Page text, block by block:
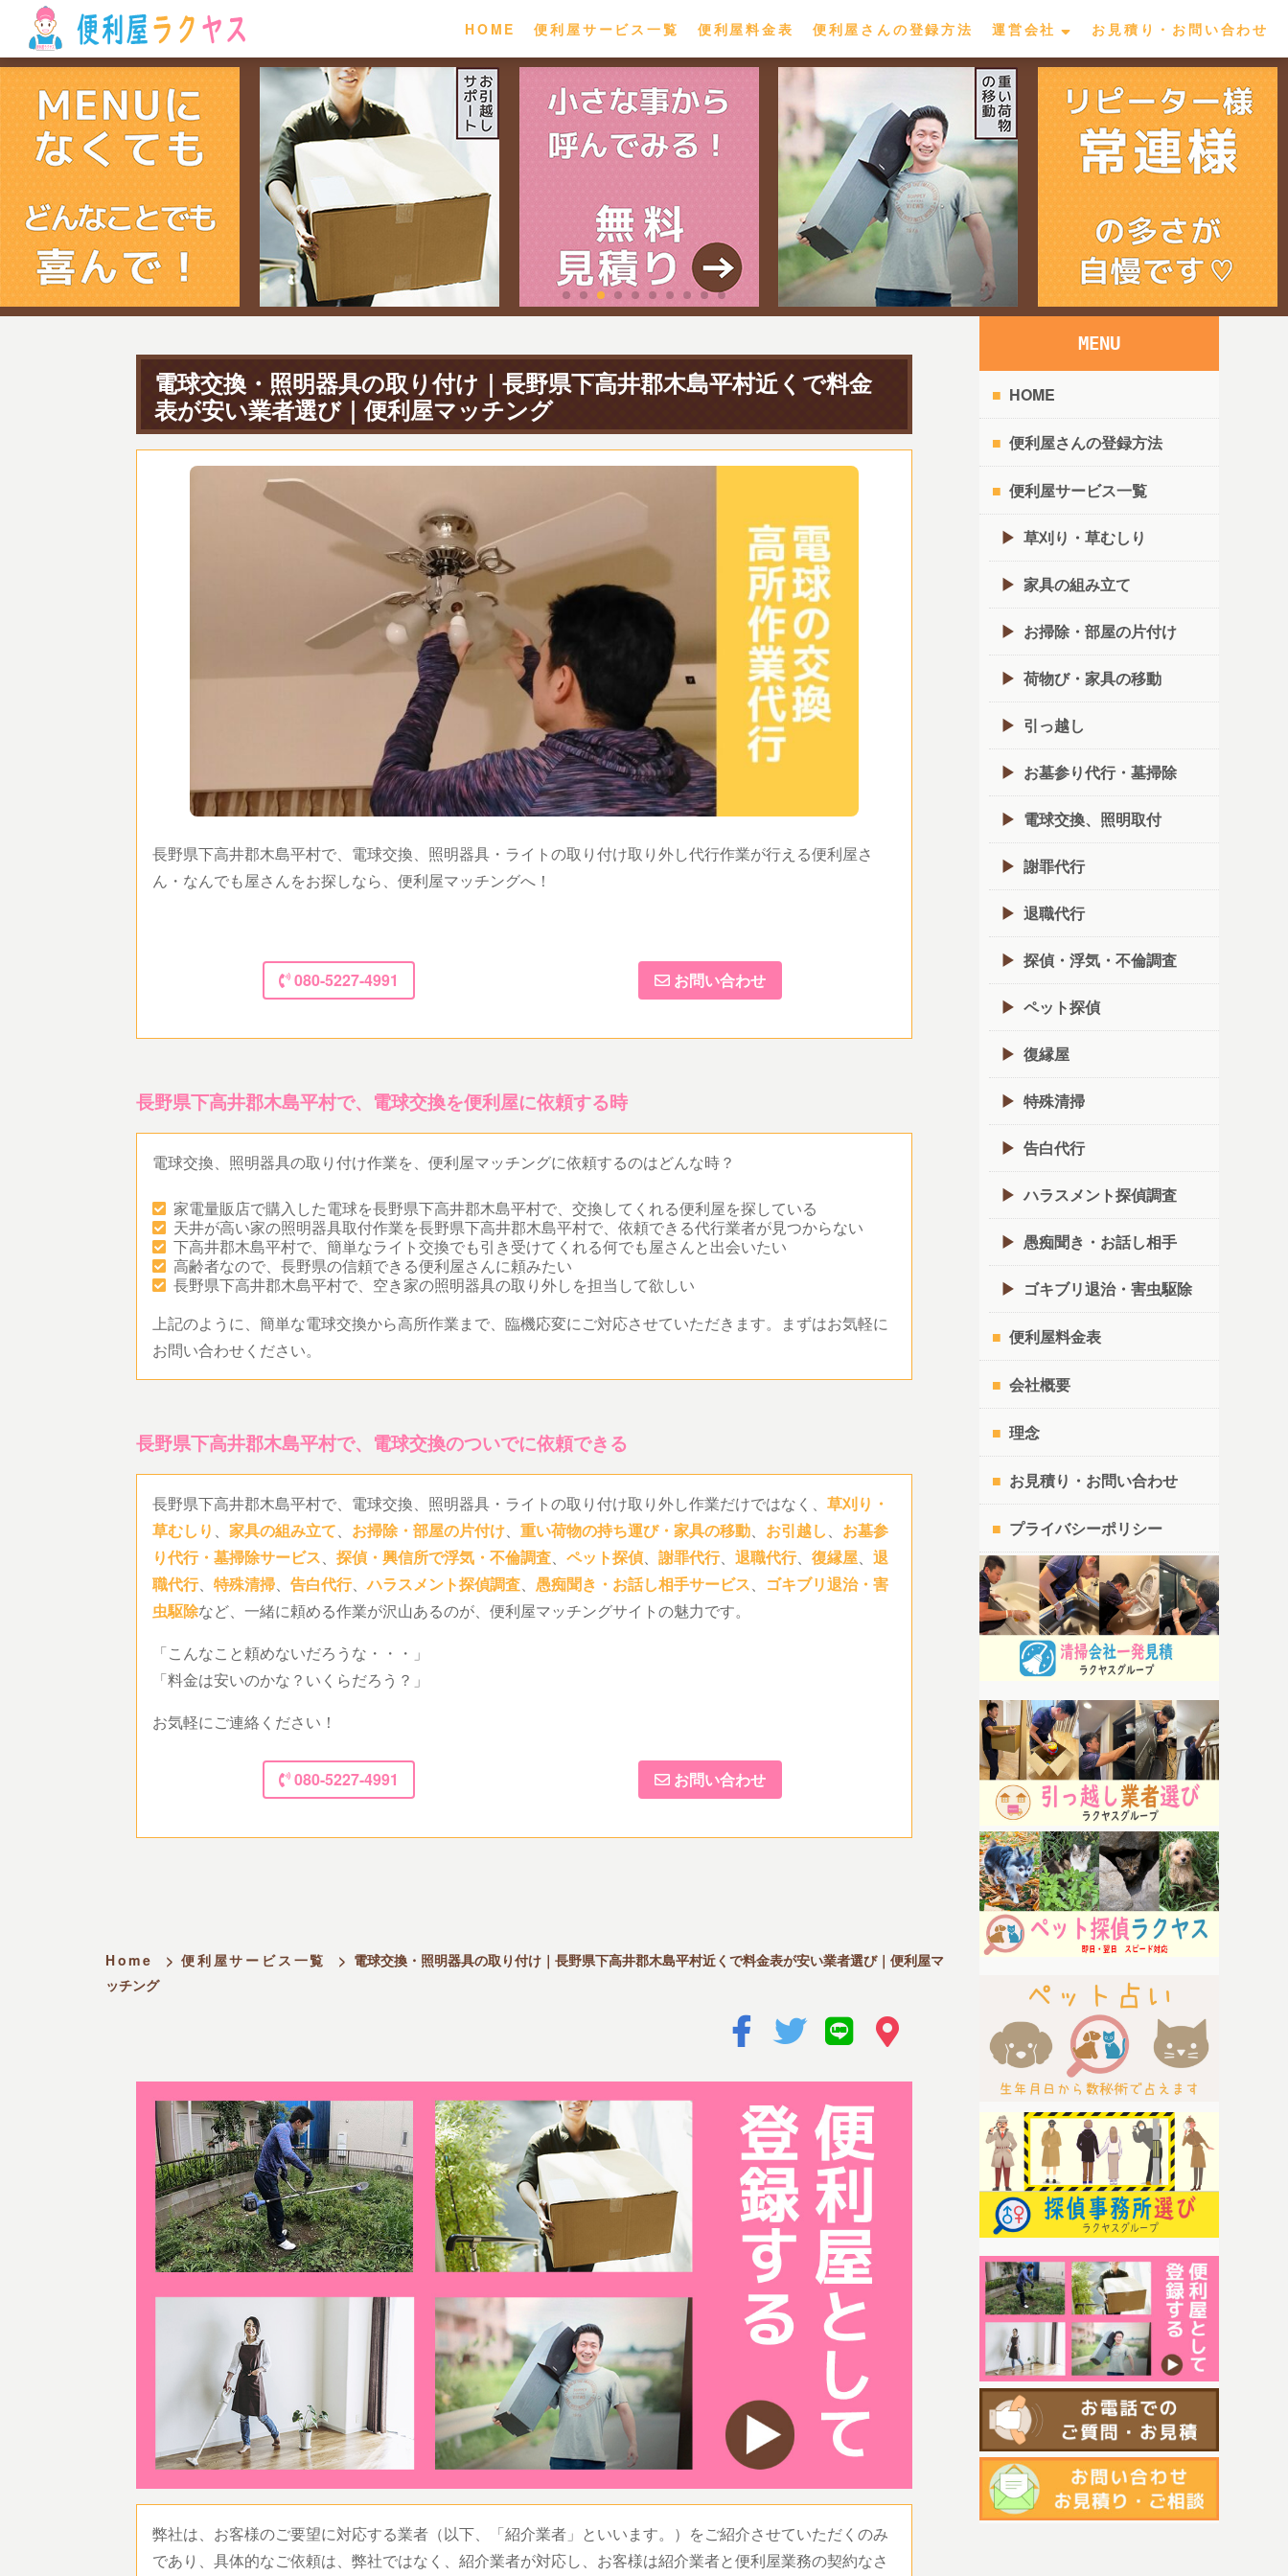
HOME 便利屋サービス一覧 便利屋料金表 便利屋さんの登録方法 運営会社 お見積り・お問い合わせ
電球交換・照明器具の取り付け｜長野県下高井郡木島平村近くで料金
表が安い業者選び｜便利屋マッチング
長野県下高井郡木島平村で、電球交換、照明器具・ライトの取り付け取り外し代行作業が行える便利屋さ
ん・なんでも屋さんをお探しなら、便利屋マッチングへ！
080-5227-4991 お問い合わせ
長野県下高井郡木島平村で、電球交換を便利屋に依頼する時
電球交換、照明器具の取り付け作業を、便利屋マッチングに依頼するのはどんな時？
家電量販店で購入した電球を長野県下高井郡木島平村で、交換してくれる便利屋を探している
天井が高い家の照明器具取付作業を長野県下高井郡木島平村で、依頼できる代行業者が見つからない
下高井郡木島平村で、簡単なライト交換でも引き受けてくれる何でも屋さんと出会いたい
高齢者なので、長野県の信頼できる便利屋さんに頼みたい
長野県下高井郡木島平村で、空き家の照明器具の取り外しを担当して欲しい
上記のように、簡単な電球交換から高所作業まで、臨機応変にご対応させていただきます。まずはお気軽に
お問い合わせください。
長野県下高井郡木島平村で、電球交換のついでに依頼できる
長野県下高井郡木島平村で、電球交換、照明器具・ライトの取り付け取り外し作業だけではなく、 草刈り・
草むしり 、 家具の組み立て、 お掃除・部屋の片付け、 重い荷物の持ち運び・家具の移動、 お引越し、 お墓参
り代行・墓掃除サービス、 探偵・興信所で浮気・不倫調査、 ペット探偵、 謝罪代行、 退職代行、 復縁屋、 退
職代行、 特殊清掃、 告白代行、ハラスメント探偵調査、 愚痴聞き・お話し相手サービス、 ゴキブリ退治・害
虫駆除など、一緒に頼める作業が沢山あるのが、便利屋マッチングサイトの魅力です。
「こんなこと頼めないだろうな・・・」
「料金は安いのかな？いくらだろう？」
お気軽にご連絡ください！
080-5227-4991 お問い合わせ
Home > 便利屋サービス一覧 > 電球交換・照明器具の取り付け｜長野県下高井郡木島平村近くで料金表が安い業者選び｜便利屋マ
ッチング
弊社は、お客様のご要望に対応する業者（以下、「紹介業者」といいます。）をご紹介させていただくのみ
であり、具体的なご依頼は、弊社ではなく、紹介業者が対応し、お客様は紹介業者と便利屋業務の契約なさ
MENU
HOME
便利屋さんの登録方法
便利屋サービス一覧
草刈り・草むしり
家具の組み立て
お掃除・部屋の片付け
荷物び・家具の移動
引っ越し
お墓参り代行・墓掃除
電球交換、照明取付
謝罪代行
退職代行
探偵・浮気・不倫調査
ペット探偵
復縁屋
特殊清掃
告白代行
ハラスメント探偵調査
愚痴聞き・お話し相手
ゴキブリ退治・害虫駆除
便利屋料金表
会社概要
理念
お見積り・お問い合わせ
プライバシーポリシー